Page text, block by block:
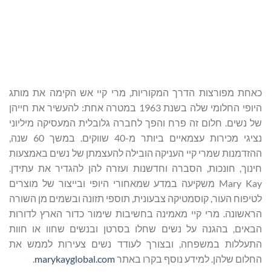
כאחת מפורצות הדרך המקוריות, מרי קיי אש הקימה את מותג
היופי החלומי שלה בשנת 1963 במטרה אחת: להעשיר את חייהן
של נשים. חלום זה פרח והפך לחברה גלובלית המעסיקה מיליוני
נציגי מכירות עצמאיים ביותר מ-40 שווקים. במשך 60 שנה,
ההזדמנות שמרי קיי העניקה הובילה להעצמתן של נשים באמצעות
חינוך, חונכות, הסברה וחדשנות ועזרה להן להגדיר את עתידן.
Mary Kay משקיעה במדע שמאחורי היופי ובייצור של מוצרים
לטיפוח העור, קוסמטיקה צבעונית, תוספי תזונה ובשמים מן השורה
הראשונה. מרי קיי מאמינה בחשיבות שימור כדור הארץ לדורות
הבאים, בהגנה על נשים שחלו בסרטן ובנשים שחוו או חוות
התעללות במשפחה, ובצורך לעודד נשים צעירות לממש את
החלום שלהן. למידע נוסף בקרו באתרmarykayglobal.com
.